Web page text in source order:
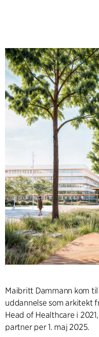
Maibritt Dammann kom
uddannelse som arkitekt
Head of Healthcare i
partner per 1. maj 2025.